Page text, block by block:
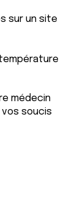
sur un site
médecin
soucis